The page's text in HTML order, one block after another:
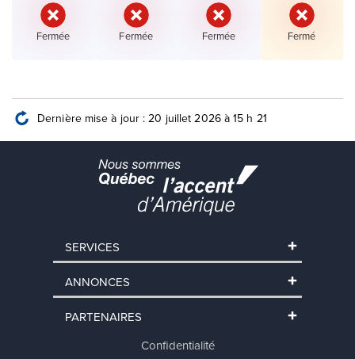
État :
Fermée
État :
Fermée
État :
Fermée
État :
Fermé
Dernière mise à jour : 20 juillet 2026 à 15 h 21
SERVICES
ANNONCES
PARTENAIRES
Confidentialité